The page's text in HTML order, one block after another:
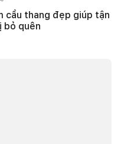
cầu thang đẹp giúp tận
bỏ quên